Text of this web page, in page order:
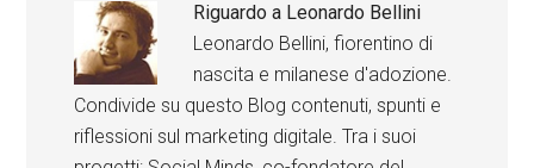
Riguardo a Leonardo Bellini
Leonardo Bellini, fiorentino di
nascita e milanese d'adozione.
Condivide su questo Blog contenuti, spunti e
riflessioni sul marketing digitale. Tra i suoi